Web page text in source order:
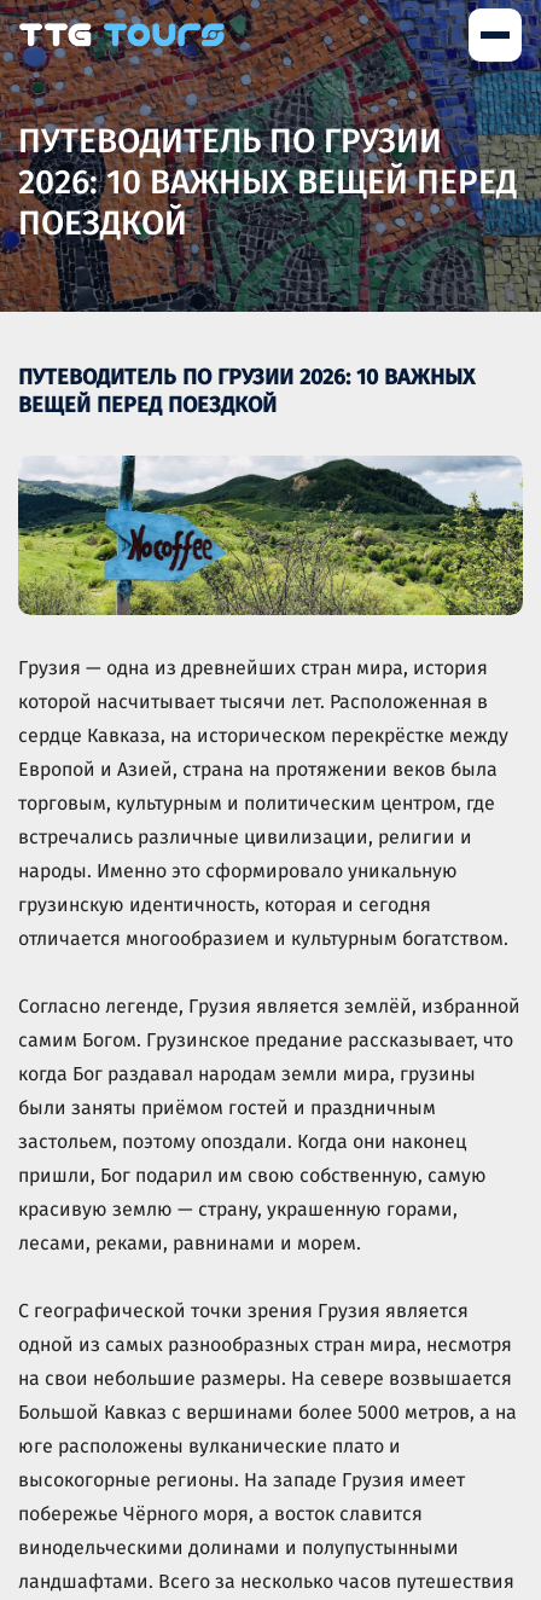
ПУТЕВОДИТЕЛЬ ПО ГРУЗИИ
2026: 10 ВАЖНЫХ ВЕЩЕЙ ПЕРЕД
ПОЕЗДКОЙ
ПУТЕВОДИТЕЛЬ ПО ГРУЗИИ 2026: 10 ВАЖНЫХ
ВЕЩЕЙ ПЕРЕД ПОЕЗДКОЙ
Грузия — одна из древнейших стран мира, история
которой насчитывает тысячи лет. Расположенная в
сердце Кавказа, на историческом перекрёстке между
Европой и Азией, страна на протяжении веков была
торговым, культурным и политическим центром, где
встречались различные цивилизации, религии и
народы. Именно это сформировало уникальную
грузинскую идентичность, которая и сегодня
отличается многообразием и культурным богатством.
Согласно легенде, Грузия является землёй, избранной
самим Богом. Грузинское предание рассказывает, что
когда Бог раздавал народам земли мира, грузины
были заняты приёмом гостей и праздничным
застольем, поэтому опоздали. Когда они наконец
пришли, Бог подарил им свою собственную, самую
красивую землю — страну, украшенную горами,
лесами, реками, равнинами и морем.
С географической точки зрения Грузия является
одной из самых разнообразных стран мира, несмотря
на свои небольшие размеры. На севере возвышается
Большой Кавказ с вершинами более 5000 метров, а на
юге расположены вулканические плато и
высокогорные регионы. На западе Грузия имеет
побережье Чёрного моря, а восток славится
винодельческими долинами и полупустынными
ландшафтами. Всего за несколько часов путешествия